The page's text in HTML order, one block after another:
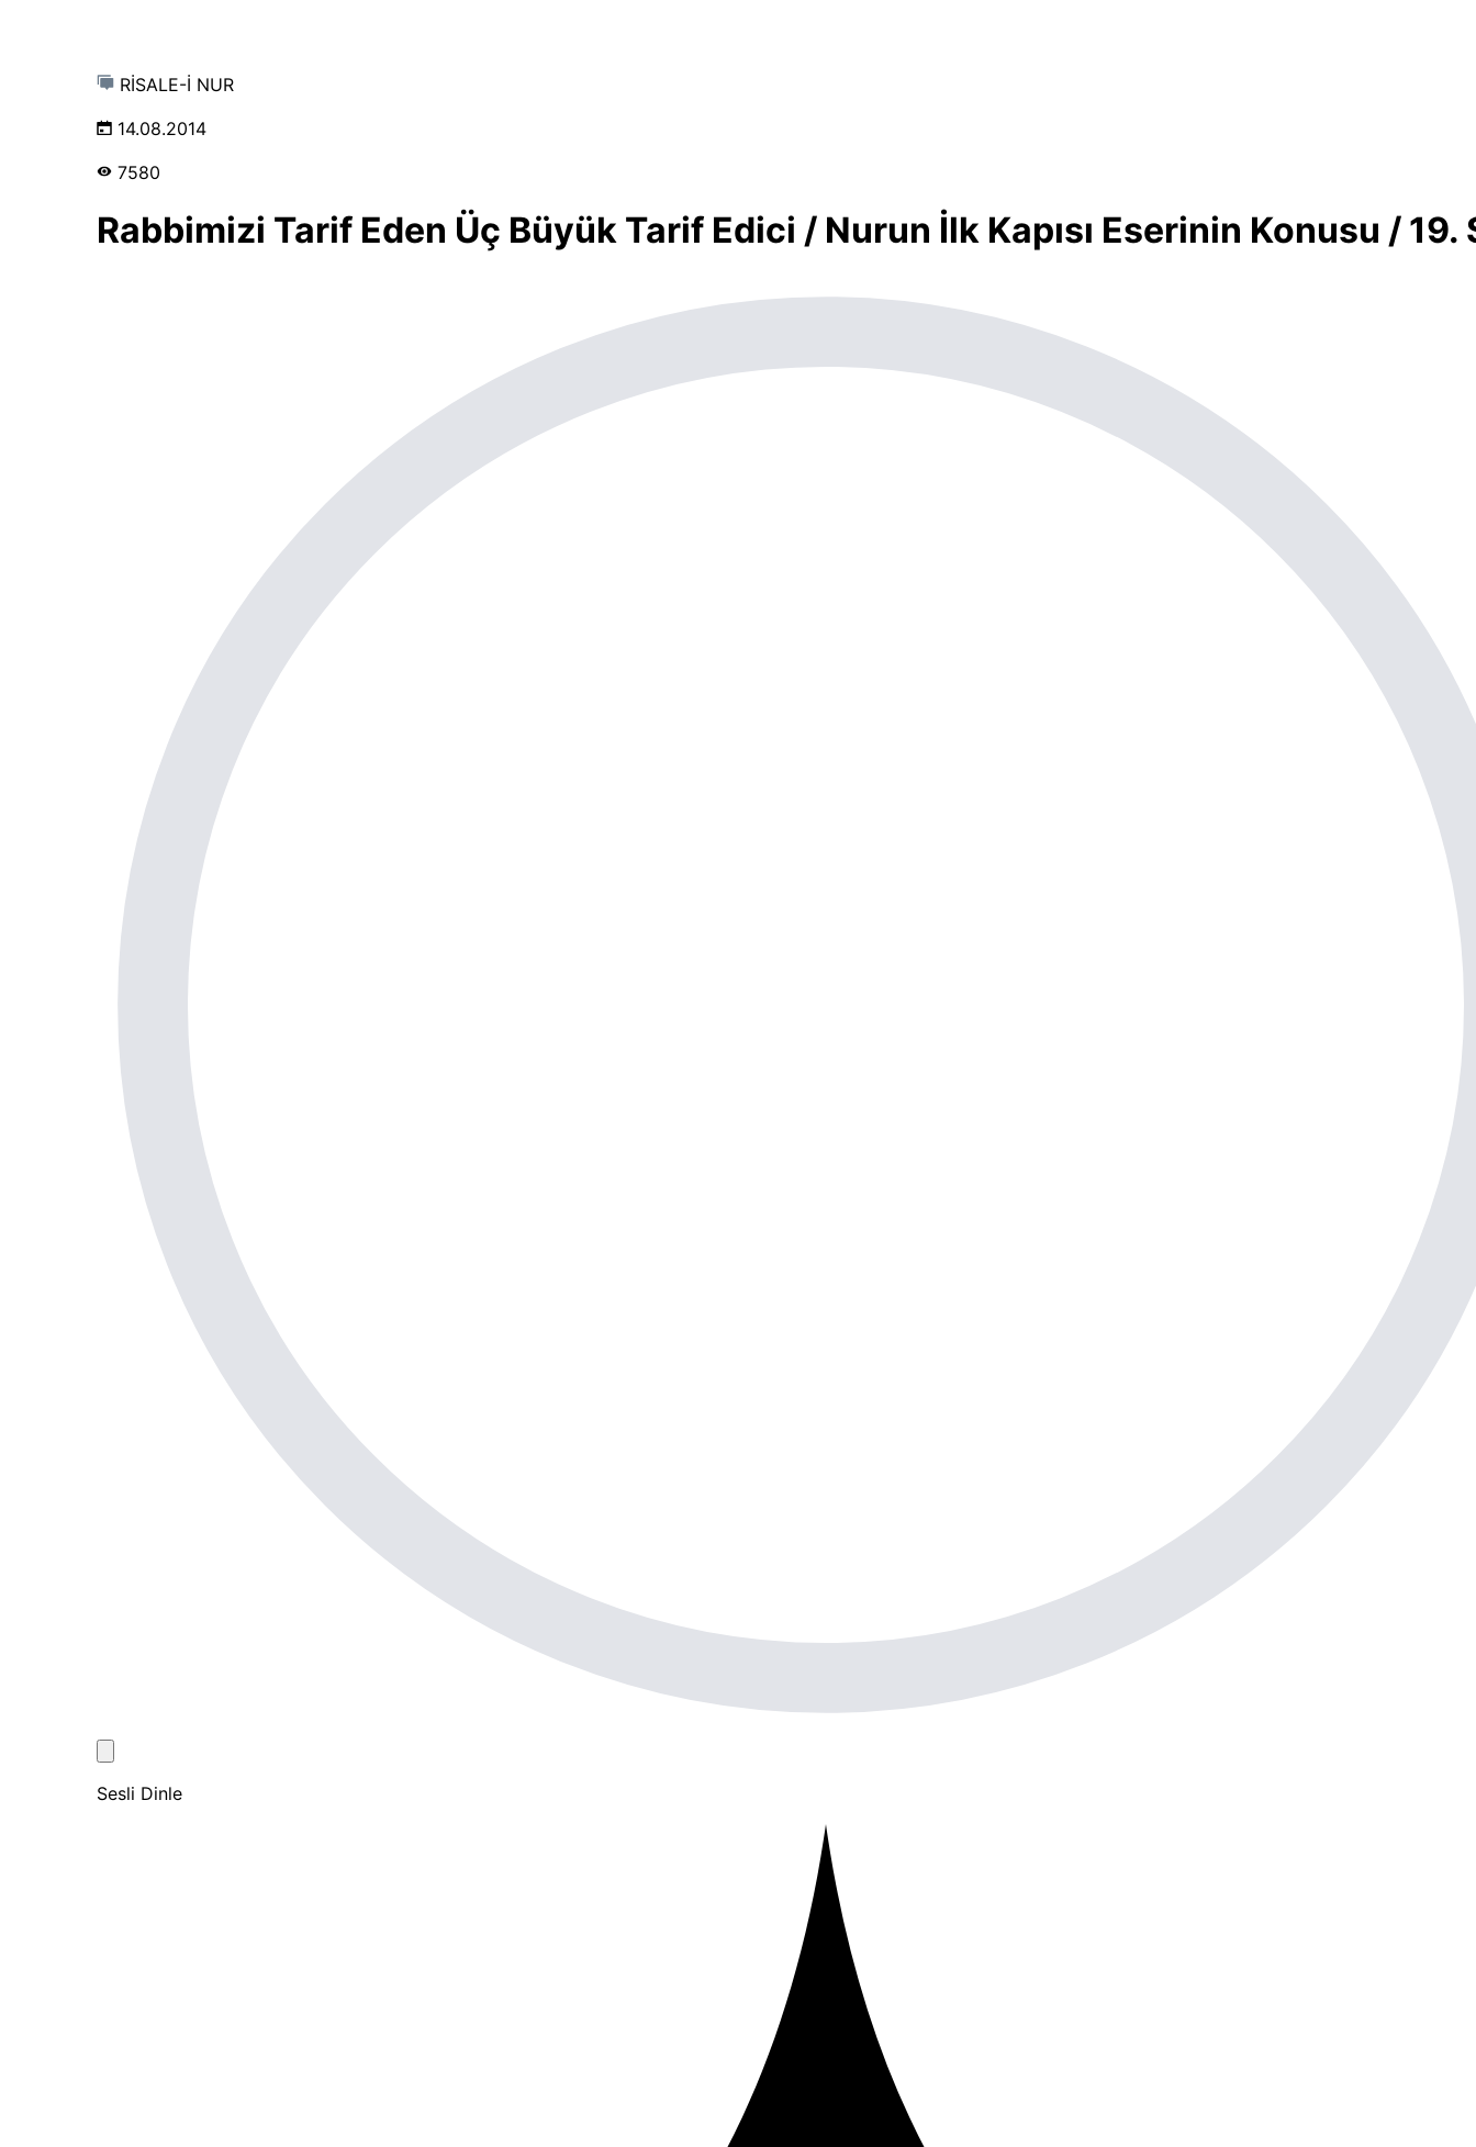
RİSALE-İ NUR
14.08.2014
7580
Rabbimizi Tarif Eden Üç Büyük Tarif Edici / Nurun İlk Kapısı Eserinin Konusu / 19.
Sesli Dinle